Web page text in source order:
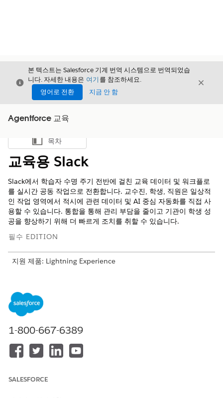
닫기
본 텍스트는 Salesforce 기계 번역 시스템으로 번역되었습
니다. 자세한 내용은 여기 를 참조하세요.
영어로 전환
지금 안 함
닫기
Agentforce 교육
목차 표시
목차
교육용 Slack
Slack에서 학습자 수명 주기 전반에 걸친 교육 데이터 및 워크플로
를 실시간 공동 작업으로 전환합니다. 교수진, 학생, 직원은 일상적
인 작업 영역에서 적시에 관련 데이터 및 AI 중심 자동화를 직접 사
용할 수 있습니다. 통합을 통해 관리 부담을 줄이고 기관이 학생 성
공을 향상하기 위해 더 빠르게 조치를 취할 수 있습니다.
필수 EDITION
지원 제품: Lightning Experience
교육용 Slack 플로
플로를 사용자 정의하여 과정 운영 및 학생 성공 워크플로를 지
원합니다. 해당 플로는 Slack에서 직접 실시간 공동 작업을 향상
Education Cloud용 코스 운영 에이전트
도우미는 교수진이 과정을 관리하고, 학생 및 교사 도우미와 소
1-800-667-6389
SALESFORCE